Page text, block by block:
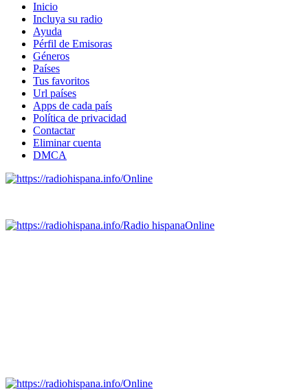
Inicio
Incluya su radio
Ayuda
Pérfil de Emisoras
Géneros
Países
Tus favoritos
Url países
Apps de cada país
Política de privacidad
Contactar
Eliminar cuenta
DMCA
Online
Radio hispanaOnline
Online